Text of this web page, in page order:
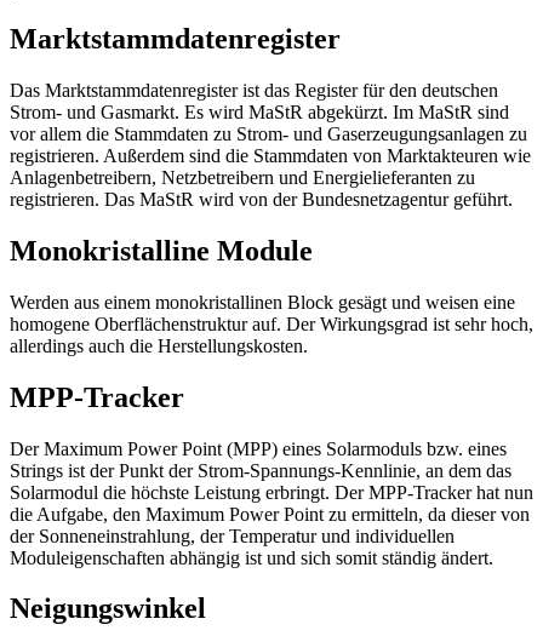
Marktstammdatenregister
Das Marktstammdatenregister ist das Register für den deutschen
Strom- und Gasmarkt. Es wird MaStR abgekürzt. Im MaStR sind
vor allem die Stammdaten zu Strom- und Gaserzeugungsanlagen zu
registrieren. Außerdem sind die Stammdaten von Marktakteuren wie
Anlagenbetreibern, Netzbetreibern und Energielieferanten zu
registrieren. Das MaStR wird von der Bundesnetzagentur geführt.
Monokristalline Module
Werden aus einem monokristallinen Block gesägt und weisen eine
homogene Oberflächenstruktur auf. Der Wirkungsgrad ist sehr hoch,
allerdings auch die Herstellungskosten.
MPP-Tracker
Der Maximum Power Point (MPP) eines Solarmoduls bzw. eines
Strings ist der Punkt der Strom-Spannungs-Kennlinie, an dem das
Solarmodul die höchste Leistung erbringt. Der MPP-Tracker hat nun
die Aufgabe, den Maximum Power Point zu ermitteln, da dieser von
der Sonneneinstrahlung, der Temperatur und individuellen
Moduleigenschaften abhängig ist und sich somit ständig ändert.
Neigungswinkel